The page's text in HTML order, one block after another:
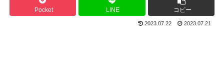
Pocket LINE コピー
2023.07.22 2023.07.21